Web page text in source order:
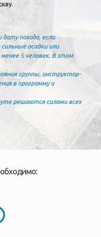
похода, если
осадки или
5 человек. В этом
группы, инструктор-
в программу и
решаются силами всех